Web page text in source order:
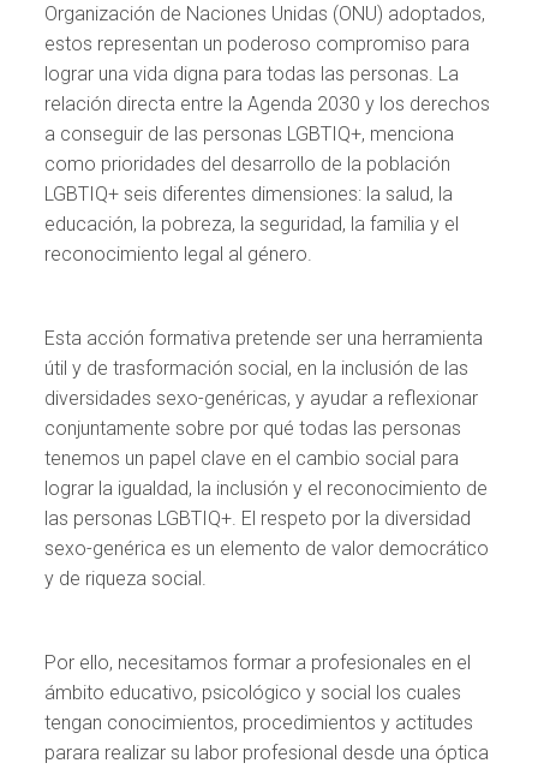
Organización de Naciones Unidas (ONU) adoptados,
estos representan un poderoso compromiso para
lograr una vida digna para todas las personas. La
relación directa entre la Agenda 2030 y los derechos
a conseguir de las personas LGBTIQ+, menciona
como prioridades del desarrollo de la población
LGBTIQ+ seis diferentes dimensiones: la salud, la
educación, la pobreza, la seguridad, la familia y el
reconocimiento legal al género.
Esta acción formativa pretende ser una herramienta
útil y de trasformación social, en la inclusión de las
diversidades sexo-genéricas, y ayudar a reflexionar
conjuntamente sobre por qué todas las personas
tenemos un papel clave en el cambio social para
lograr la igualdad, la inclusión y el reconocimiento de
las personas LGBTIQ+. El respeto por la diversidad
sexo-genérica es un elemento de valor democrático
y de riqueza social.
Por ello, necesitamos formar a profesionales en el
ámbito educativo, psicológico y social los cuales
tengan conocimientos, procedimientos y actitudes
parara realizar su labor profesional desde una óptica